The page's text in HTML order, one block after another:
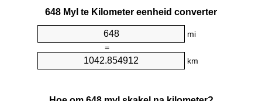
648 Myl te Kilometer eenheid converter
mi
=
km